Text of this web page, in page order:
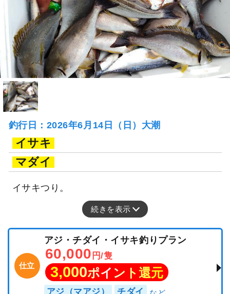
釣行日：2026年6月14日（日）大潮
イサキ
マダイ
イサキつり。
続きを表示
仕立
アジ・チダイ・イサキ釣りプラン
60,000 円/隻
3,000ポイント還元
アジ（マアジ） チダイ